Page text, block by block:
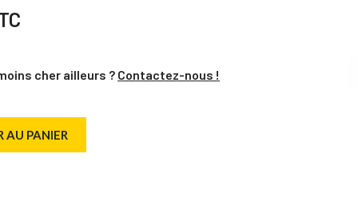
cher ailleurs ? Contactez-nous !
AU PANIER